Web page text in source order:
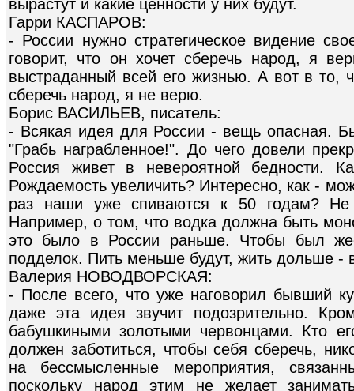
вырастут и какие ценности у них будут.
Гарри КАСПАРОВ:
- России нужно стратегическое видение
говорит, что он хочет сберечь народ, я
выстраданный всей его жизнью. А вот в то,
сберечь народ, я не верю.
Борис ВАСИЛЬЕВ, писатель:
- Всякая идея для России - вещь опасная.
"Грабь награбленное!". До чего довели
Россия живет в невероятной бедности.
Рождаемость увеличить? Интересно, как -
раз наши уже спиваются к 50 годам?
Например, о том, что водка должна быть
это было в России раньше. Чтобы был
подделок. Пить меньше будут, жить дольше -
Валерия НОВОДВОРСКАЯ:
- После всего, что уже наговорил бывший
даже эта идея звучит подозрительно.
бабушкиными золотыми червонцами. Кто
должен заботиться, чтобы себя сберечь,
на бессмысленные мероприятия,
поскольку народ этим не желает